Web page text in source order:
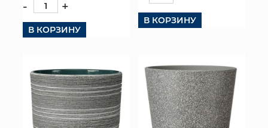
- +
В КОРЗИНУ
В КОРЗИНУ